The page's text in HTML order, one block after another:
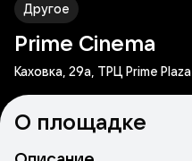
Другое
Prime Cinema
Каховка, 29а, ТРЦ Prime Plaza
О площадке